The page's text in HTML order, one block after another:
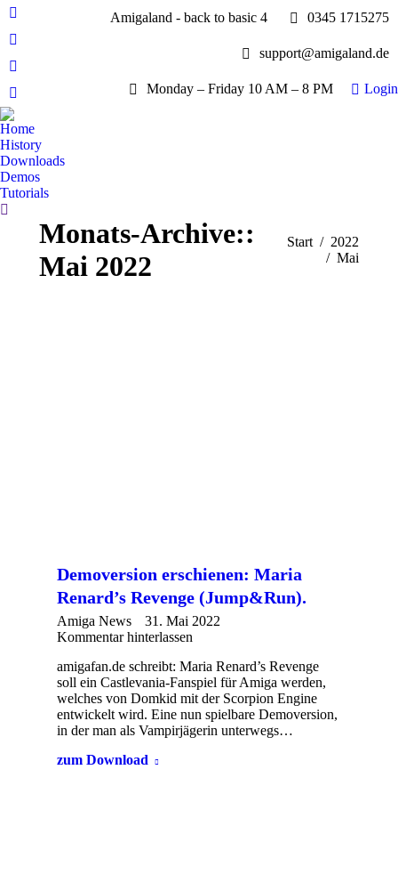
Facebook
page
opens
new
window
YouTube
page
opens
in
new
window
Whatsapp
page
opens
in
new
window
E-
Mail
page
opens
in
new
Amigaland - back to basic 4 0345 1715275
support@amigaland.de
Monday – Friday 10 AM – 8 PM Login
Home
History
Downloads
Demos
Tutorials
Search:
Monats-Archive::
Mai 2022
Sie befinden sich
Start
2022
Mai
Demoversion erschienen: Maria
Renard’s Revenge (Jump&Run).
Amiga News
31. Mai 2022
Kommentar hinterlassen
amigafan.de schreibt: Maria Renard’s Revenge
soll ein Castlevania-Fanspiel für Amiga werden,
welches von Domkid mit der Scorpion Engine
entwickelt wird. Eine nun spielbare Demoversion,
in der man als Vampirjägerin unterwegs…
zum Download